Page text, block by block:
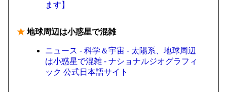
ます】
★ 地球周辺は小惑星で混雑
ニュース - 科学＆宇宙 - 太陽系、地球周辺
は小惑星で混雑 - ナショナルジオグラフィ
ック 公式日本語サイト